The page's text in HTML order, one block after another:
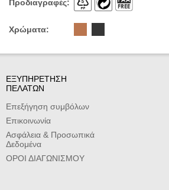
Προδιαγραφές:
Χρώματα:
ΕΞΥΠΗΡΕΤΗΣΗ
ΠΕΛΑΤΩΝ
Επεξήγηση συμβόλων
Επικοινωνία
Ασφάλεια & Προσωπικά
Δεδομένα
ΟΡΟΙ ΔΙΑΓΩΝΙΣΜΟΥ